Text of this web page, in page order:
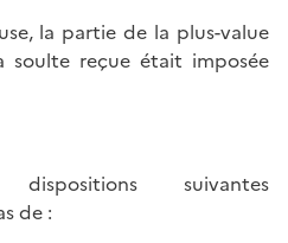
la partie de la plus-value
soulte reçue était imposée
suivantes
de :